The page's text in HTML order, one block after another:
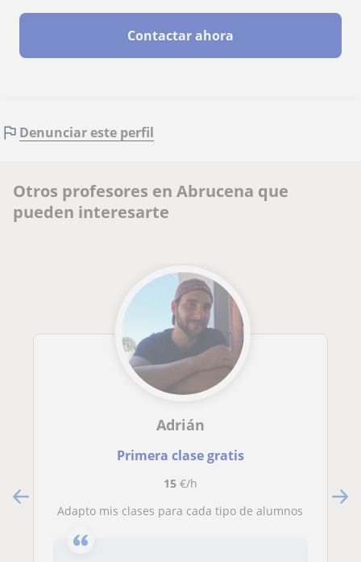
Contactar ahora
Denunciar este perfil
Otros profesores en Abrucena que
pueden interesarte
Adrián
Primera clase gratis
15€/h
Adapto mis clases para cada tipo de alumnos